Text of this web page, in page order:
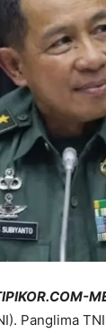
Panglima